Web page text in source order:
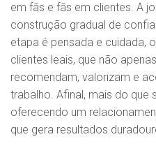
em fãs e fãs em clientes. A
construção gradual de
etapa é pensada e cuidada,
clientes leais, que não
recomendam, valorizam e
trabalho. Afinal, mais do que
oferecendo um
que gera resultados